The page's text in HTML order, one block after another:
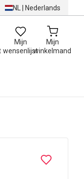
NL | Nederlands
Mijn
wensenlijst
Mijn
winkelmand